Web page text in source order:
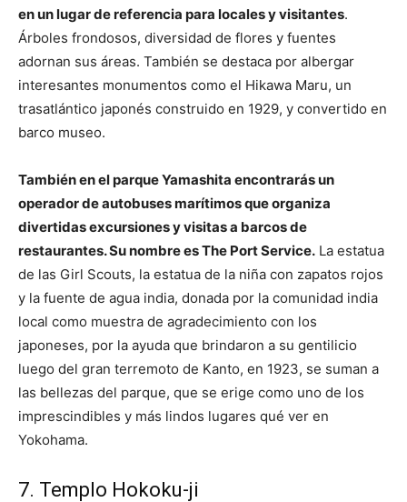
en un lugar de referencia para locales y visitantes.
Árboles frondosos, diversidad de flores y fuentes
adornan sus áreas. También se destaca por albergar
interesantes monumentos como el Hikawa Maru, un
trasatlántico japonés construido en 1929, y convertido en
barco museo.
También en el parque Yamashita encontrarás un
operador de autobuses marítimos que organiza
divertidas excursiones y visitas a barcos de
restaurantes. Su nombre es The Port Service. La estatua
de las Girl Scouts, la estatua de la niña con zapatos rojos
y la fuente de agua india, donada por la comunidad india
local como muestra de agradecimiento con los
japoneses, por la ayuda que brindaron a su gentilicio
luego del gran terremoto de Kanto, en 1923, se suman a
las bellezas del parque, que se erige como uno de los
imprescindibles y más lindos lugares qué ver en
Yokohama.
7. Templo Hokoku-ji